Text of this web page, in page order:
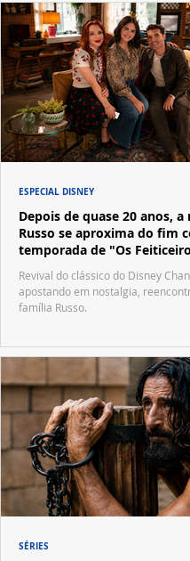
Depois de quase 20 anos, a
Russo se aproxima do fim
temporada de "Os
Waverly Place"
Revival do clássico do Disney
apostando em nostalgia,
família Russo.
ESPECIAL DISNEY
SÉRIES